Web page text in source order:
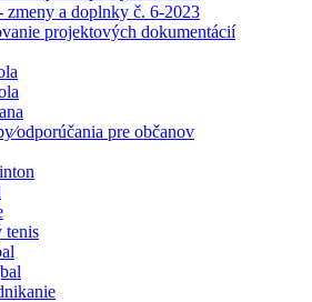
zmeny a doplnky č. 6-2023
projektových dokumentácií
pre občanov
tenis